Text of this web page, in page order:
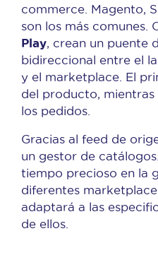
commerce. Magento,
son los más comunes.
Play, crean un puente
bidireccional entre el
y el marketplace. El
del producto, mientras
los pedidos.
Gracias al feed de
un gestor de
tiempo precioso en la
diferentes
adaptará a las
de ellos.